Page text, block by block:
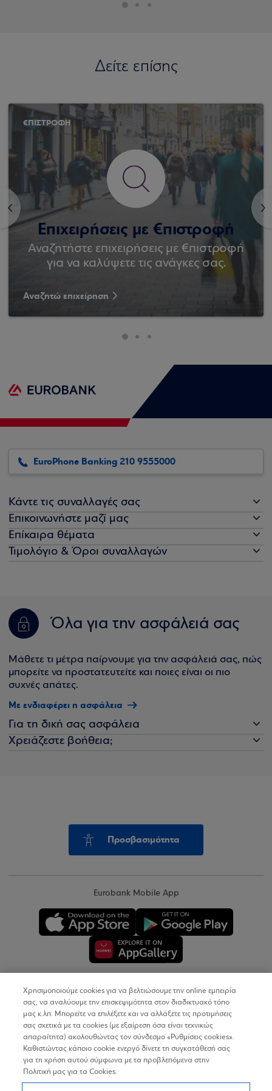
Δείτε επίσης
<
€ΠΙΣΤΡΟΦΗ
Επιχειρήσεις με €πιστροφή
Αναζητήστε επιχειρήσεις με €πιστροφή
για να καλύψετε τις ανάγκες σας.
Αναζητώ επιχείρηση
>
EuroPhone Banking 210 9555000
Κάντε τις συναλλαγές σας
Επικοινωνήστε μαζί μας
Επίκαιρα θέματα
Τιμολόγιο & Όροι συναλλαγών
Όλα για την ασφάλειά σας
Μάθετε τι μέτρα παίρνουμε για την ασφάλειά σας, πώς
μπορείτε να προστατευτείτε και ποιες είναι οι πιο
συχνές απάτες.
Με ενδιαφέρει η ασφάλεια
Για τη δική σας ασφάλεια
Χρειάζεστε βοήθεια;
Προσβασιμότητα
Eurobank Mobile App
Copyright © 2026
Όροι Χρήσης
Προσωπικά Δεδομένα στον Διαδικτυακό Τόπο
Χρησιμοποιούμε cookies για να βελτιώσουμε την online εμπειρία
σας, να αναλύουμε την επισκεψιμότητα στον διαδικτυακό τόπο
μας κ.λπ. Μπορείτε να επιλέξετε και να αλλάξετε τις προτιμήσεις
σας σχετικά με τα cookies (με εξαίρεση όσα είναι τεχνικώς
απαραίτητα) ακολουθώντας τον σύνδεσμο «Ρυθμίσεις cookies».
Καθιστώντας κάποιο cookie ενεργό δίνετε τη συγκατάθεσή σας
για τη χρήση αυτού σύμφωνα με τα προβλεπόμενα στην
Πολιτική μας για τα Cookies.